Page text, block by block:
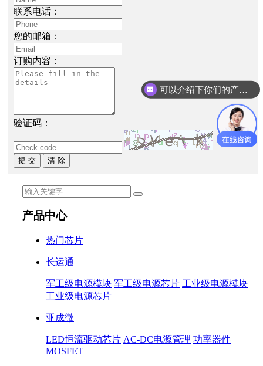
联系电话：
您的邮箱：
订购内容：
验证码：
提 交 清 除
产品中心
热门芯片
长运通
军工级电源模块 军工级电源芯片 工业级电源模块
工业级电源芯片
亚成微
LED恒流驱动芯片 AC-DC电源管理 功率器件
MOSFET
可以介绍下你们的产品么